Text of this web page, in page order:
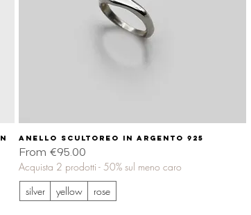
Quick View
Anello scultoreo in argento 925
From €95.00
Sale Price
Acquista 2 prodotti - 50% sul meno caro
silver
yellow rose